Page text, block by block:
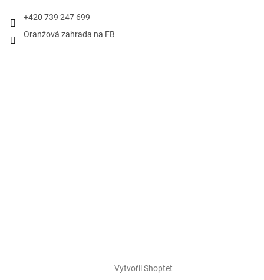
+420 739 247 699
Oranžová zahrada na FB
Vytvořil Shoptet